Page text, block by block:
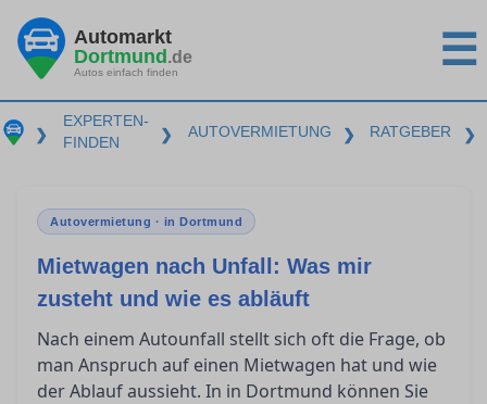
Automarkt
Dortmund.de
Autos einfach finden ☰
❯
EXPERTEN-
FINDEN
❯ AUTOVERMIETUNG ❯ RATGEBER ❯
Autovermietung · in Dortmund
Mietwagen nach Unfall: Was mir
zusteht und wie es abläuft
Nach einem Autounfall stellt sich oft die Frage, ob
man Anspruch auf einen Mietwagen hat und wie
der Ablauf aussieht. In in Dortmund können Sie